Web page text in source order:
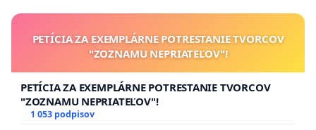
PETÍCIA ZA EXEMPLÁRNE POTRESTANIE TVORCOV
"ZOZNAMU NEPRIATEĽOV"!
PETÍCIA ZA EXEMPLÁRNE POTRESTANIE TVORCOV
"ZOZNAMU NEPRIATEĽOV"!
1 053 podpisov